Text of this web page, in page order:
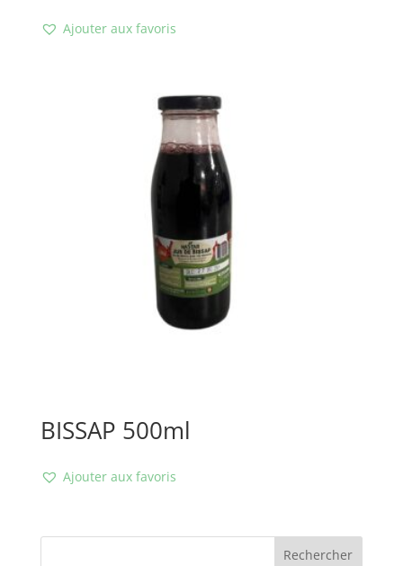
Ajouter aux favoris
BISSAP 500ml
Ajouter aux favoris
Rechercher